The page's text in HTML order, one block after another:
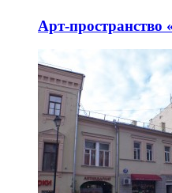
Арт-пространство